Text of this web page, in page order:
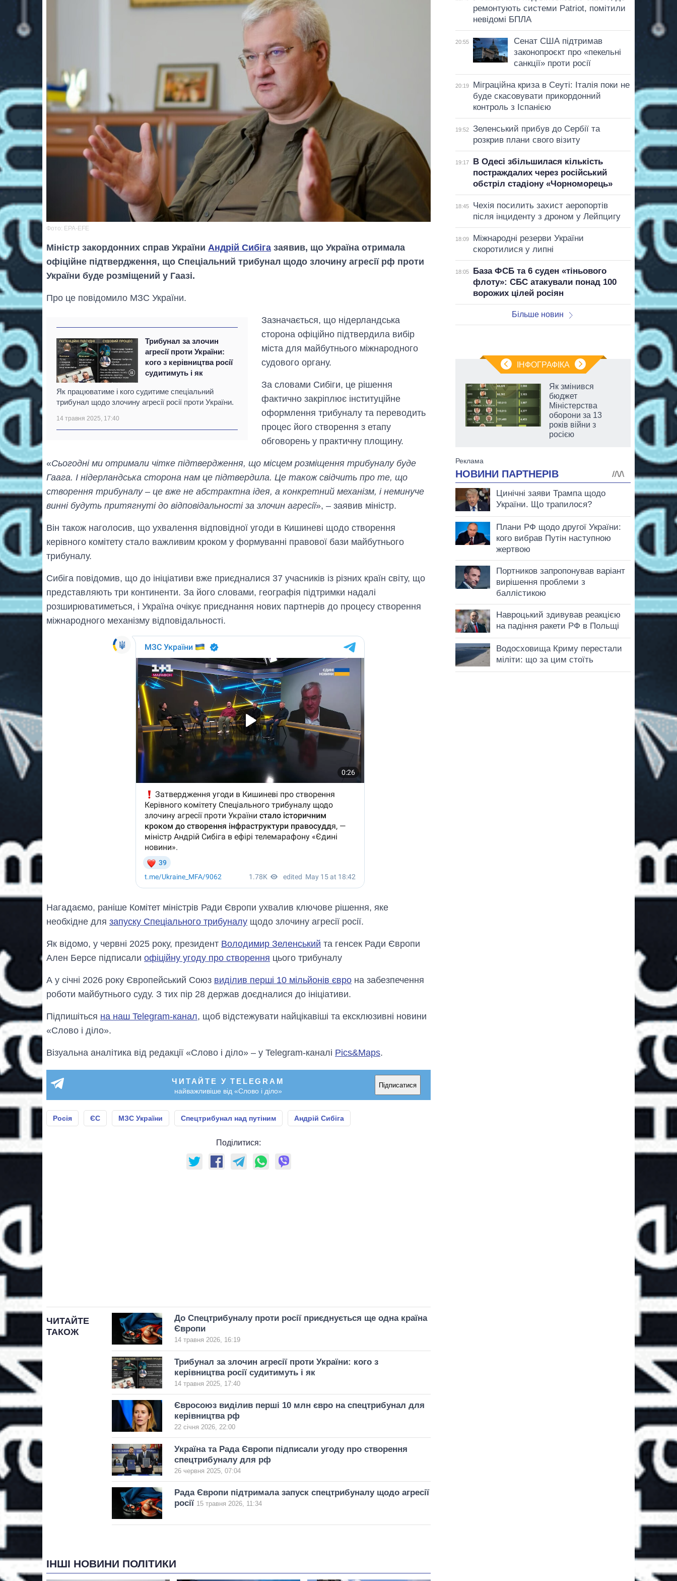
Фото: EPA-EFE
Міністр закордонних справ України Андрій Сибіга заявив, що Україна отримала
офіційне підтвердження, що Спеціальний трибунал щодо злочину агресії рф проти
України буде розміщений у Гаазі.
Про це повідомило МЗС України.
Трибунал за злочин
агресії проти України:
кого з керівництва росії
судитимуть і як
Як працюватиме і кого судитиме спеціальний
трибунал щодо злочину агресії росії проти України.
14 травня 2025, 17:40
Зазначається, що нідерландська
сторона офіційно підтвердила вибір
міста для майбутнього міжнародного
судового органу.
За словами Сибіги, це рішення
фактично закріплює інституційне
оформлення трибуналу та переводить
процес його створення з етапу
обговорень у практичну площину.
«Сьогодні ми отримали чітке підтвердження, що місцем розміщення трибуналу буде
Гаага. І нідерландська сторона нам це підтвердила. Це також свідчить про те, що
створення трибуналу – це вже не абстрактна ідея, а конкретний механізм, і неминуче
винні будуть притягнуті до відповідальності за злочин агресії», – заявив міністр.
Він також наголосив, що ухвалення відповідної угоди в Кишиневі щодо створення
керівного комітету стало важливим кроком у формуванні правової бази майбутнього
трибуналу.
Сибіга повідомив, що до ініціативи вже приєдналися 37 учасників із різних країн світу, що
представляють три континенти. За його словами, географія підтримки надалі
розширюватиметься, і Україна очікує приєднання нових партнерів до процесу створення
міжнародного механізму відповідальності.
Нагадаємо, раніше Комітет міністрів Ради Європи ухвалив ключове рішення, яке
необхідне для запуску Спеціального трибуналу щодо злочину агресії росії.
Як відомо, у червні 2025 року, президент Володимир Зеленський та генсек Ради Європи
Ален Берсе підписали офіційну угоду про створення цього трибуналу
А у січні 2026 року Європейський Союз виділив перші 10 мільйонів євро на забезпечення
роботи майбутнього суду. З тих пір 28 держав доєдналися до ініціативи.
Підпишіться на наш Telegram-канал, щоб відстежувати найцікавіші та ексклюзивні новини
«Слово і діло».
Візуальна аналітика від редакції «Слово і діло» – у Telegram-каналі Pics&Maps.
ЧИТАЙТЕ У TELEGRAM
найважливіше від «Слово і діло»
Підписатися
Росія ЄС МЗС України Спецтрибунал над путіним Андрій Сибіга
Поділитися:
ЧИТАЙТЕ
ТАКОЖ
До Спецтрибуналу проти росії приєднується ще одна країна
Європи
14 травня 2026, 16:19
Трибунал за злочин агресії проти України: кого з
керівництва росії судитимуть і як
14 травня 2025, 17:40
Євросоюз виділив перші 10 млн євро на спецтрибунал для
керівництва рф
22 січня 2026, 22:00
Україна та Рада Європи підписали угоду про створення
спецтрибуналу для рф
26 червня 2025, 07:04
Рада Європи підтримала запуск спецтрибуналу щодо агресії
росії 15 травня 2026, 11:34
ІНШІ НОВИНИ ПОЛІТИКИ
ремонтують системи Patriot, помітили
невідомі БПЛА
20:55
Сенат США підтримав
законопроєкт про «пекельні
санкції» проти росії
20:19
Міграційна криза в Сеуті: Італія поки не
буде скасовувати прикордонний
контроль з Іспанією
19:52
Зеленський прибув до Сербії та
розкрив плани свого візиту
19:17
В Одесі збільшилася кількість
постраждалих через російський
обстріл стадіону «Чорноморець»
18:45
Чехія посилить захист аеропортів
після інциденту з дроном у Лейпцигу
18:09
Міжнародні резерви України
скоротилися у липні
18:05
База ФСБ та 6 суден «тіньового
флоту»: СБС атакували понад 100
ворожих цілей росіян
Більше новин
ІНФОГРАФІКА
Від 1 місяця – до 5
років: хто і як
довго обіймав
посаду керівника
СЗР
Як змінився
бюджет
Міністерства
оборони за 13
років війни з
росією